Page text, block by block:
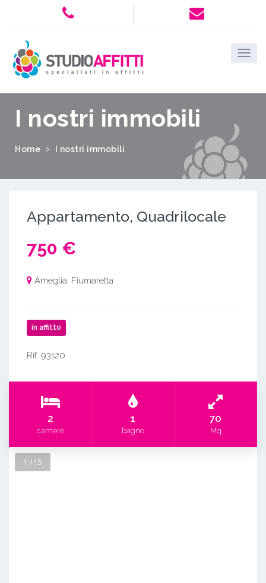
I nostri immobili
Home I nostri immobili
Appartamento, Quadrilocale
750 €
Ameglia, Fiumaretta
in affitto
Rif. 93120
2
camere
1
bagno
70
Mq
1 / 15